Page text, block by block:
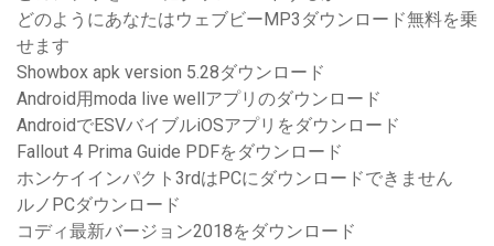
どのようにあなたはウェブビーMP3ダウンロード無料を乗
せます
Showbox apk version 5.28ダウンロード
Android用moda live wellアプリのダウンロード
AndroidでESVバイブルiOSアプリをダウンロード
Fallout 4 Prima Guide PDFをダウンロード
ホンケイインパクト3rdはPCにダウンロードできません
ルノPCダウンロード
コディ最新バージョン2018をダウンロード